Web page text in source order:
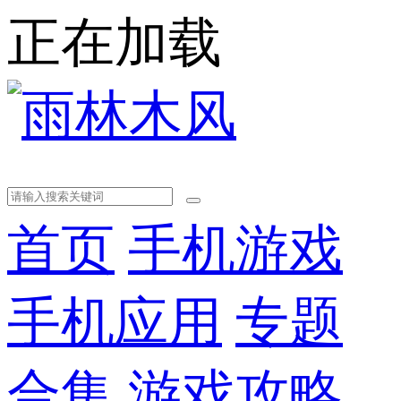
正在加载
首页 手机游戏
手机应用 专题